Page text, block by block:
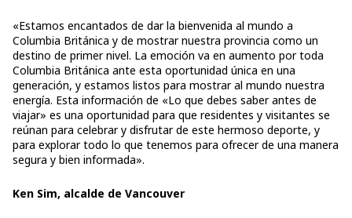
«Estamos encantados de dar la bienvenida al mundo a
Columbia Británica y de mostrar nuestra provincia como un
destino de primer nivel. La emoción va en aumento por toda
Columbia Británica ante esta oportunidad única en una
generación, y estamos listos para mostrar al mundo nuestra
energía. Esta información de «Lo que debes saber antes de
viajar» es una oportunidad para que residentes y visitantes se
reúnan para celebrar y disfrutar de este hermoso deporte, y
para explorar todo lo que tenemos para ofrecer de una manera
segura y bien informada».
Ken Sim, alcalde de Vancouver